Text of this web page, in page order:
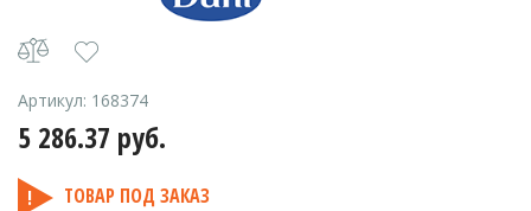
Артикул: 168374
5 286.37 руб.
ТОВАР ПОД ЗАКАЗ